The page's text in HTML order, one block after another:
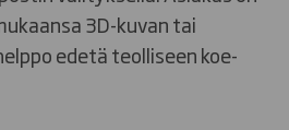
3D-kuvan tai
edetä teolliseen koe-